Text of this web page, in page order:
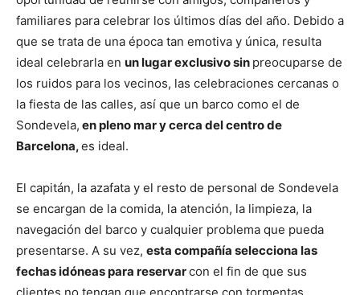
familiares para celebrar los últimos días del año. Debido a
que se trata de una época tan emotiva y única, resulta
ideal celebrarla en un lugar exclusivo sin preocuparse de
los ruidos para los vecinos, las celebraciones cercanas o
la fiesta de las calles, así que un barco como el de
Sondevela, en pleno mar y cerca del centro de
Barcelona,es ideal.
El capitán, la azafata y el resto de personal de Sondevela
se encargan de la comida, la atención, la limpieza, la
navegación del barco y cualquier problema que pueda
presentarse. A su vez, esta compañía selecciona las
fechas idóneas para reservarcon el fin de que sus